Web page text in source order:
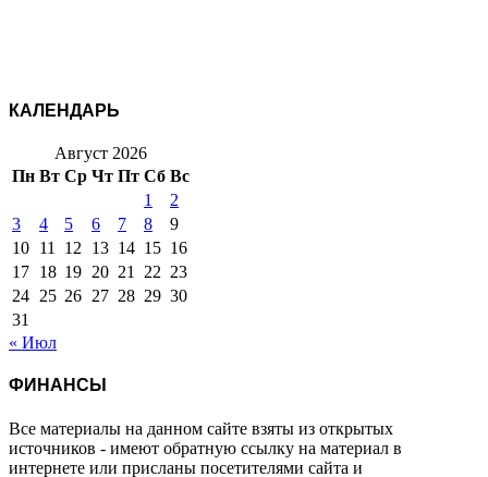
КАЛЕНДАРЬ
Август 2026
Пн Вт Ср Чт Пт Сб Вс
1
2
3
4 5 6 7 8
9
10 11 12 13 14 15 16
17 18 19 20 21 22 23
24 25 26 27 28 29 30
31
« Июл
ФИНАНСЫ
Все материалы на данном сайте взяты из открытых
источников - имеют обратную ссылку на материал в
интернете или присланы посетителями сайта и